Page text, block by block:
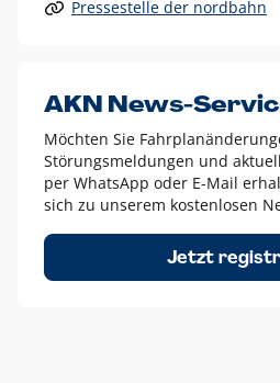
Alle anderen Logo-Varianten
Diese Ausnahmen sind zum
dem AKN Blau,
weißes Logo auf
schwarzes Logo für reine
Um das Logo herum muss ein
Höhe bzw. Breite des N aus AKN in
Pressestelle der nordbahn
AKN News-
Möchten Sie
Störungsmeldungen und
per WhatsApp oder E-Mail
sich zu unserem kostenlosen
Jetzt